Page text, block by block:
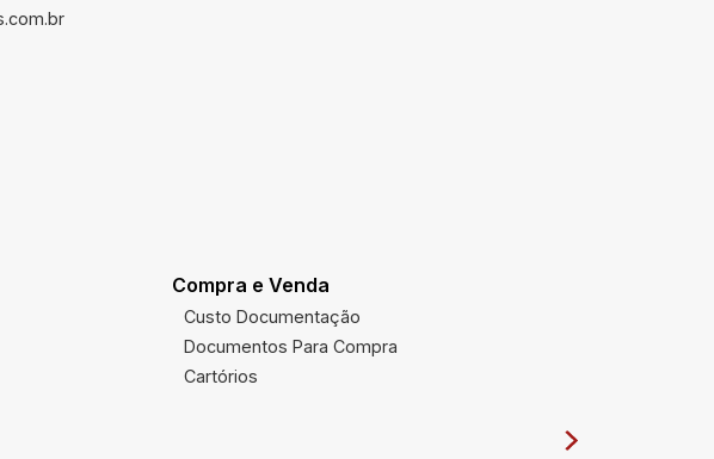
Compra e Venda
Custo Documentação
Documentos Para Compra
Cartórios